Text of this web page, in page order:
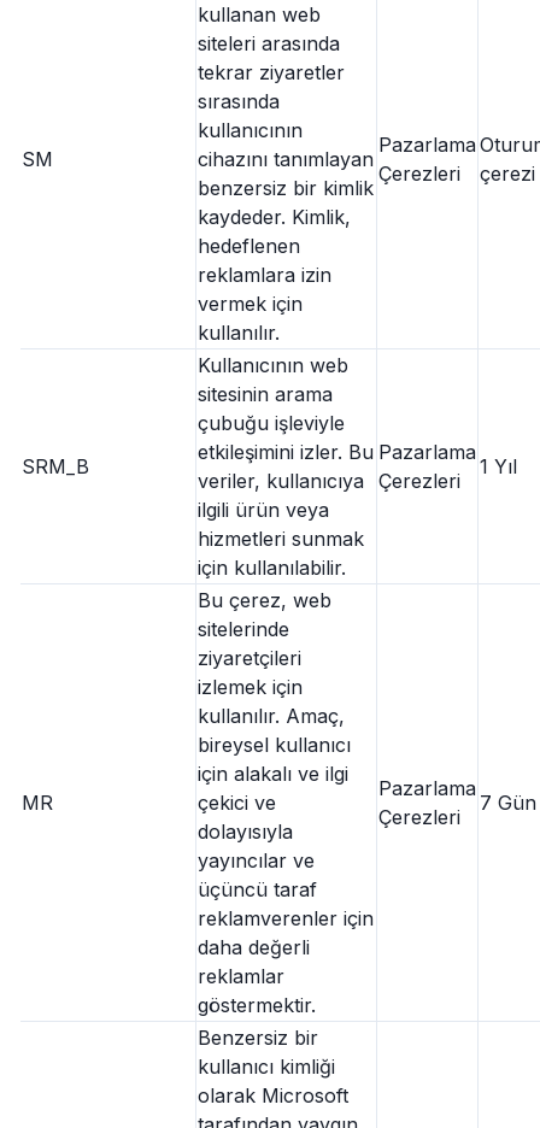
SM
kullanan web
siteleri arasında
tekrar ziyaretler
sırasında
kullanıcının
cihazını tanımlayan
benzersiz bir kimlik
kaydeder. Kimlik,
hedeflenen
reklamlara izin
vermek için
kullanılır.
Pazarlama
Çerezleri
çerezi
SRM_B
Kullanıcının web
sitesinin arama
çubuğu işleviyle
etkileşimini izler. Bu
veriler, kullanıcıya
ilgili ürün veya
hizmetleri sunmak
için kullanılabilir.
Pazarlama
Çerezleri
1 Yıl
MR
Bu çerez, web
sitelerinde
ziyaretçileri
izlemek için
kullanılır. Amaç,
bireysel kullanıcı
için alakalı ve ilgi
çekici ve
dolayısıyla
yayıncılar ve
üçüncü taraf
reklamverenler için
daha değerli
reklamlar
göstermektir.
Pazarlama
Çerezleri
7 Gün
Benzersiz bir
kullanıcı kimliği
olarak Microsoft